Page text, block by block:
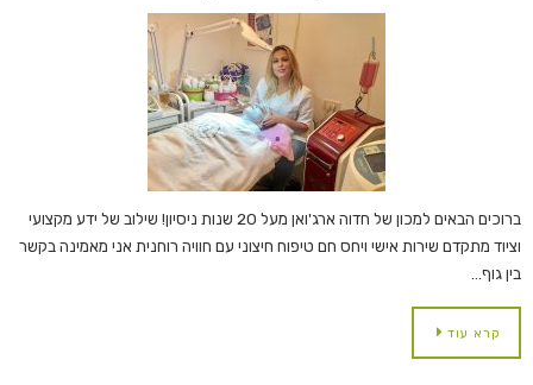
ברוכים הבאים למכון של חדוה ארג'ואן מעל 20 שנות ניסיון! שילוב של ידע מקצועי
וציוד מתקדם שירות אישי ויחס חם טיפוח חיצוני עם חוויה רוחנית אני מאמינה בקשר
בין גוף…
קרא עוד